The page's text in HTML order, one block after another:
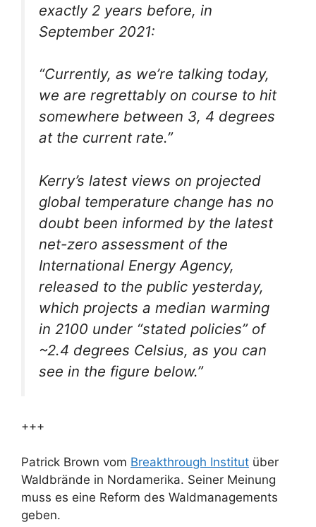
exactly 2 years before, in
September 2021:
“Currently, as we’re talking today,
we are regrettably on course to hit
somewhere between 3, 4 degrees
at the current rate.”
Kerry’s latest views on projected
global temperature change has no
doubt been informed by the latest
net-zero assessment of the
International Energy Agency,
released to the public yesterday,
which projects a median warming
in 2100 under “stated policies” of
~2.4 degrees Celsius, as you can
see in the figure below.”
+++
Patrick Brown vom Breakthrough Institut über
Waldbrände in Nordamerika. Seiner Meinung
muss es eine Reform des Waldmanagements
geben.